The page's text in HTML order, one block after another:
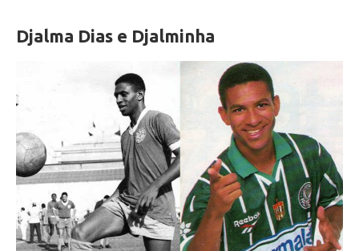
Djalma Dias e Djalminha